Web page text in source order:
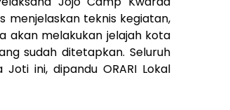
menjelaskan teknis kegiatan,
akan melakukan jelajah kota
sudah ditetapkan. Seluruh
ini, dipandu ORARI Lokal